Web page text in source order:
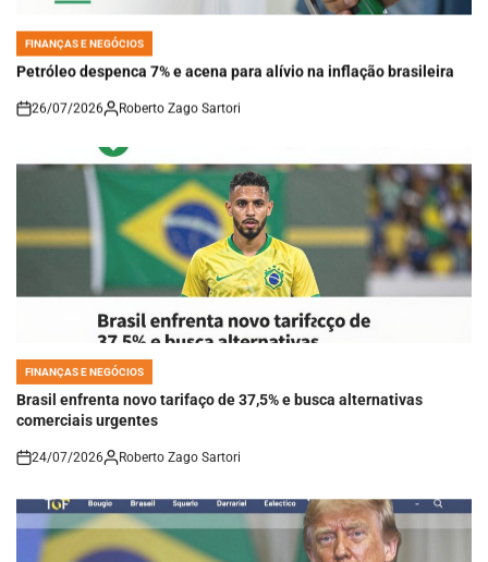
POSTED
IN
FINANÇAS E NEGÓCIOS
Petróleo despenca 7% e acena para alívio na inflação brasileira
on
26/07/2026 Roberto Zago Sartori
POSTED
IN
Brasil enfrenta novo tarifaço de 37,5% e busca alternativas
comerciais urgentes
on